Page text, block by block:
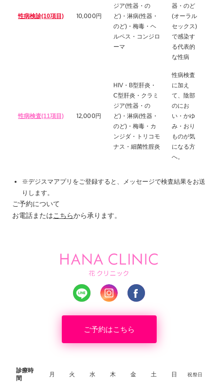
性病検診(10項目) 10,000円
ジア(性器・の
ど)・淋病(性器・
のど)・梅毒・ヘ
ルペス・コンジロ
ーマ
器・のど
(オーラル
セックス)
で感染す
る代表的
な性病
性病検査(11項目) 12,000円
HIV・B型肝炎・
C型肝炎・クラミ
ジア(性器・の
ど)・淋病(性器・
のど)・梅毒・カ
ンジダ・トリコモ
ナス・細菌性腟炎
性病検査
に加え
て、陰部
のにお
い・かゆ
み・おり
ものが気
になる方
へ。
※デジスマアプリをご登録すると、メッセージで検査結果をお送
りします。
ご予約について
お電話またはこちらから承ります。
ご予約はこちら
診療時
間
月 火 水 木 金 土 日 祝祭日